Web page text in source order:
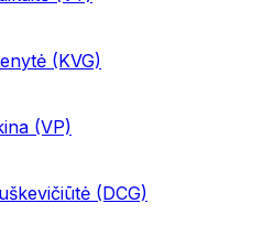
(KVG)
(VP)
(DCG)